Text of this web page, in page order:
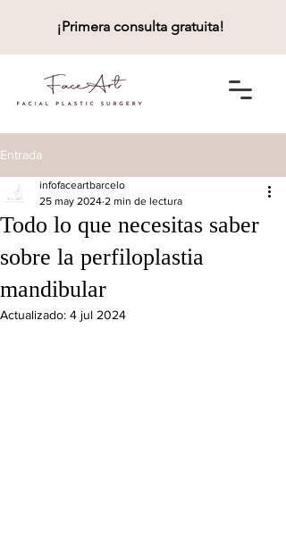
¡Primera consulta gratuita!
Entrada
Todo lo que necesitas saber
sobre la perfiloplastia
mandibular
infofaceartbarcelo
25 may 2024 2 min de lectura
Actualizado: 4 jul 2024